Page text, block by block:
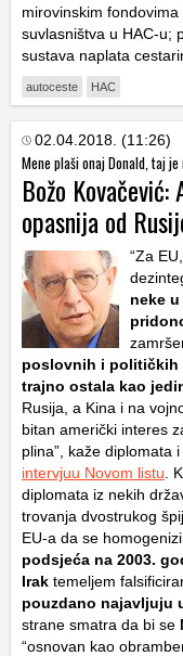
mirovinskim
suvlasništva u HAC-u;
sustava naplata
autoceste HAC
02.04.2018. (11:26)
Mene plaši onaj Donald, taj je
Božo
opasnija od
“Za
neke
poslovnih i političkih
trajno ostala kao
Rusija, a Kina i na
bitan američki interes
plina”, kaže diplomata
intervjuu Novom listu .
diplomata iz nekih
trovanja dvostrukog
EU-a da se
podsjeća na 2003.
Irak temeljem
pouzdano najavljuju
strane smatra da bi se
“osnovan kao